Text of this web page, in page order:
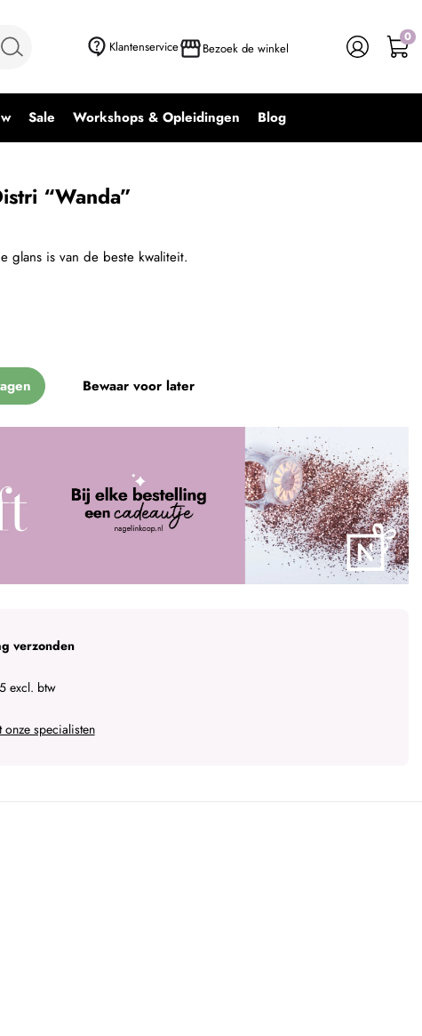
Klantenservice Bezoek de winkel
0
Sale Workshops & Opleidingen Blog
“Wanda”
+ In winkelwagen
Bewaar voor later
verzonden
excl. btw
onze specialisten
glans is van de beste kwaliteit.